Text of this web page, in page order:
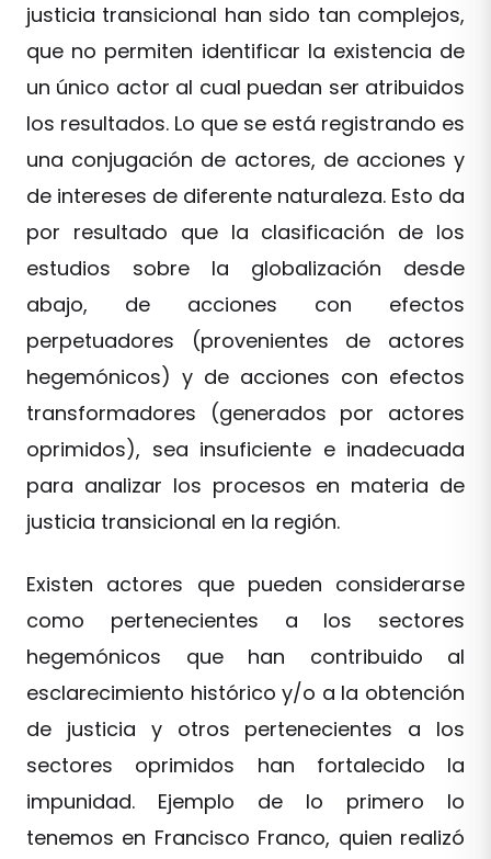
justicia transicional han sido tan complejos,
que no permiten identificar la existencia de
un único actor al cual puedan ser atribuidos
los resultados. Lo que se está registrando es
una conjugación de actores, de acciones y
de intereses de diferente naturaleza. Esto da
por resultado que la clasificación de los
estudios sobre la globalización desde
abajo, de acciones con efectos
perpetuadores (provenientes de actores
hegemónicos) y de acciones con efectos
transformadores (generados por actores
oprimidos), sea insuficiente e inadecuada
para analizar los procesos en materia de
justicia transicional en la región.
Existen actores que pueden considerarse
como pertenecientes a los sectores
hegemónicos que han contribuido al
esclarecimiento histórico y/o a la obtención
de justicia y otros pertenecientes a los
sectores oprimidos han fortalecido la
impunidad. Ejemplo de lo primero lo
tenemos en Francisco Franco, quien realizó